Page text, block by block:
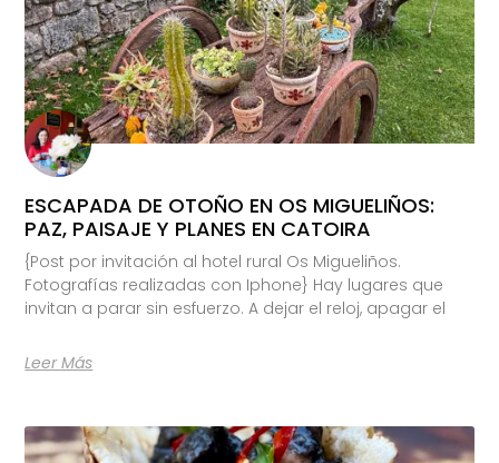
ESCAPADA DE OTOÑO EN OS MIGUELIÑOS:
PAZ, PAISAJE Y PLANES EN CATOIRA
{Post por invitación al hotel rural Os Migueliños.
Fotografías realizadas con Iphone} Hay lugares que
invitan a parar sin esfuerzo. A dejar el reloj, apagar el
Leer Más